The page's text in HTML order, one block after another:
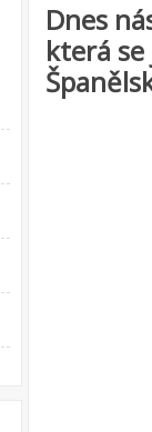
Dnes
která